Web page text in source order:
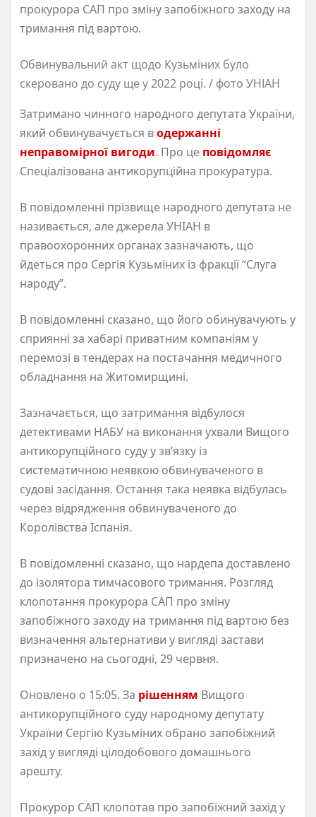
прокурора САП про зміну запобіжного заходу на
тримання під вартою.
Обвинувальний акт щодо Кузьміних було
скеровано до суду ще у 2022 році. / фото УНІАН
Затримано чинного народного депутата України,
який обвинувачується водержанні
неправомірної вигоди. Про це повідомляє
Спеціалізована антикорупційна прокуратура.
В повідомленні прізвище народного депутата не
називається, але джерела УНІАН в
правоохоронних органах зазначають, що
йдеться про Сергія Кузьміних із фракції “Слуга
народу”.
В повідомленні сказано, що його обинувачують у
сприянні за хабарі приватним компаніям у
перемозі в тендерах на постачання медичного
обладнання на Житомирщині.
Зазначається, що затримання відбулося
детективами НАБУ на виконання ухвали Вищого
антикорупційного суду у зв’язку із
систематичною неявкою обвинуваченого в
судові засідання. Остання така неявка відбулась
через відрядження обвинуваченого до
Королівства Іспанія.
В повідомленні сказано, що нардепа доставлено
до ізолятора тимчасового тримання. Розгляд
клопотання прокурора САП про зміну
запобіжного заходу на тримання під вартою без
визначення альтернативи у вигляді застави
призначено на сьогодні, 29 червня.
Оновлено о 15:05. За рішенням Вищого
антикорупційного суду народному депутату
України Сергію Кузьміних обрано запобіжний
захід у вигляді цілодобового домашнього
арешту.
Прокурор САП клопотав про запобіжний захід у